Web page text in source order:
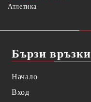
Атлетика
Бързи връзки
Начало
Вход